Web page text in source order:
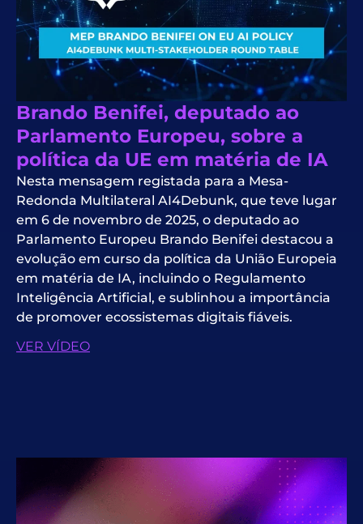
Brando Benifei, deputado ao
Parlamento Europeu, sobre a
política da UE em matéria de IA
Nesta mensagem registada para a Mesa-
Redonda Multilateral AI4Debunk, que teve lugar
em 6 de novembro de 2025, o deputado ao
Parlamento Europeu Brando Benifei destacou a
evolução em curso da política da União Europeia
em matéria de IA, incluindo o Regulamento
Inteligência Artificial, e sublinhou a importância
de promover ecossistemas digitais fiáveis.
VER VÍDEO